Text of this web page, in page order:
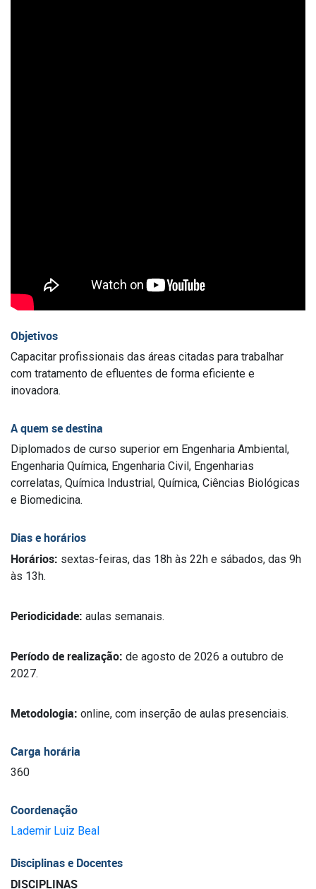
Objetivos
Capacitar profissionais das áreas citadas para trabalhar
com tratamento de efluentes de forma eficiente e
inovadora.
A quem se destina
Diplomados de curso superior em Engenharia Ambiental,
Engenharia Química, Engenharia Civil, Engenharias
correlatas, Química Industrial, Química, Ciências Biológicas
e Biomedicina.
Dias e horários
Horários: sextas-feiras, das 18h às 22h e sábados, das 9h
às 13h.
Periodicidade: aulas semanais.
Período de realização: de agosto de 2026 a outubro de
2027.
Metodologia: online, com inserção de aulas presenciais.
Carga horária
360
Coordenação
Lademir Luiz Beal
Disciplinas e Docentes
DISCIPLINAS